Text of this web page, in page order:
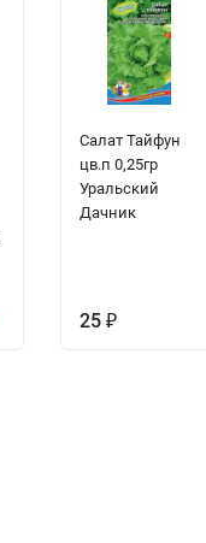
Салат Тайфун
цв.п 0,25гр
Уральский
Дачник
25₽